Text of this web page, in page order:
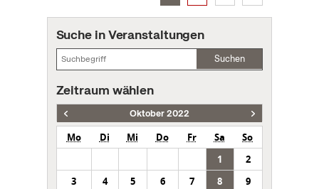
Suche in Veranstaltungen
Suchen
Zeitraum wählen
Oktober 2022
Mo Di Mi Do Fr Sa
So
1
2
3
4 5 6 7 8
9